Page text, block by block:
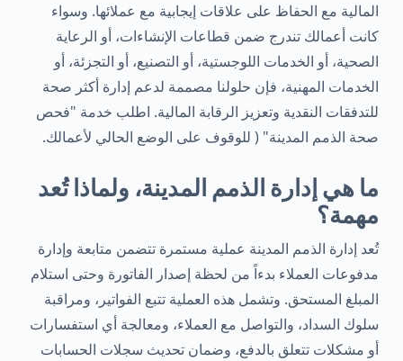
المالية مع الحفاظ على علاقات إيجابية مع عملائها. وسواء
كانت أعمالك تندرج ضمن قطاعات الإنشاءات، أو الرعاية
الصحية، أو الخدمات اللوجستية، أو التصنيع، أو التجزئة، أو
الخدمات المهنية، فإن حلولنا مصممة لدعم إدارة أكثر صحة
للتدفقات النقدية وتعزيز الرقابة المالية. اطلب خدمة "فحص
صحة الذمم المدينة" ( للوقوف على الوضع الحالي لأعمالك.
ما هي إدارة الذمم المدينة، ولماذا تُعد
مهمة؟
تُعد إدارة الذمم المدينة عملية مستمرة تتضمن متابعة وإدارة
مدفوعات العملاء بدءاً من لحظة إصدار الفاتورة وحتى استلام
المبلغ المستحق. وتشمل هذه العملية تتبع الفواتير، ومراقبة
سلوك السداد، والتواصل مع العملاء، ومعالجة أي استفسارات
أو مشكلات تتعلق بالدفع، وضمان تحديث سجلات الحسابات